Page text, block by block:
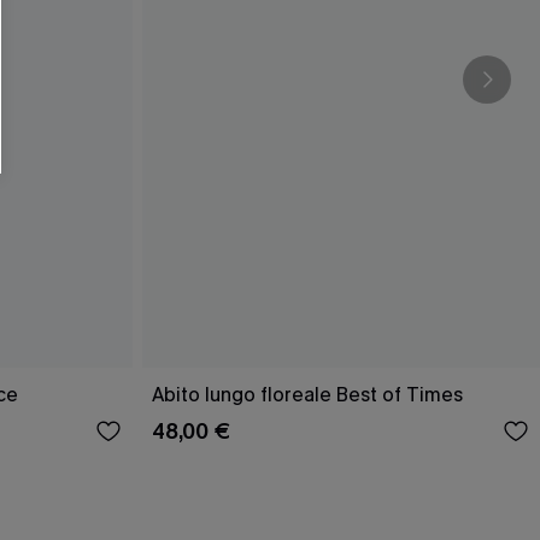
Abito lungo floreale Best of Times
48,00 €
i nostri
valutare il livello di coinvolgimento,